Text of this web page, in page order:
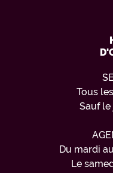
Tous
Sauf le
Du mardi
Le